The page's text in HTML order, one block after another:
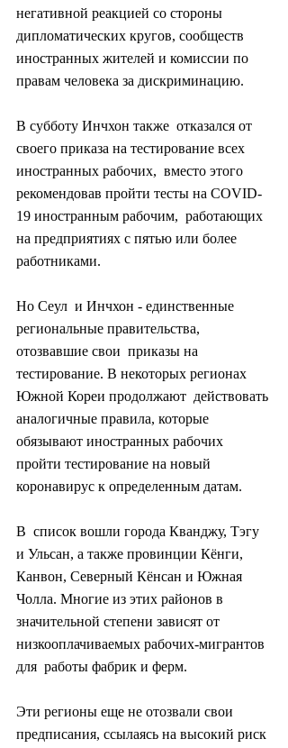
негативной реакцией со стороны
дипломатических кругов, сообществ
иностранных жителей и комиссии по
правам человека за дискриминацию.
В субботу Инчхон также  отказался от
своего приказа на тестирование всех
иностранных рабочих,  вместо этого
рекомендовав пройти тесты на COVID-
19 иностранным рабочим,  работающих
на предприятиях с пятью или более
работниками.
Но Сеул  и Инчхон - единственные
региональные правительства,
отозвавшие свои  приказы на
тестирование. В некоторых регионах
Южной Кореи продолжают  действовать
аналогичные правила, которые
обязывают иностранных рабочих
пройти тестирование на новый
коронавирус к определенным датам.
В  список вошли города Кванджу, Тэгу
и Ульсан, а также провинции Кёнги,
Канвон, Северный Кёнсан и Южная
Чолла. Многие из этих районов в
значительной степени зависят от
низкооплачиваемых рабочих-мигрантов
для  работы фабрик и ферм.
Эти регионы еще не отозвали свои
предписания, ссылаясь на высокий риск